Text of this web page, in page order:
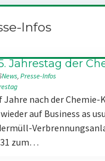
Infos
Jahrestag der
News, Presse-Infos
nach der Chemie-
auf Business as
zum…